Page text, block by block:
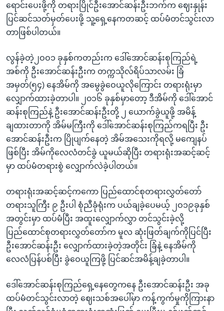
ရောင်းပေးဖို့ကို တရားပြိုင်ဦးအောင်ဆန်းဦးဘက်က ဈေးနှုန်း
ပြင်ဆင်သတ်မှတ်ပေးဖို့ သူ့ရှေ့နေကတဆင့် ထပ်မံတင်သွင်းလာ
တာဖြစ်ပါတယ်။
လွန်ခဲ့တဲ့၂ဝဝ၁ ခုနှစ်ကတည်းက ဒေါ်အောင်ဆန်းစုကြည်ရဲ့
အစ်ကို ဦးအောင်ဆန်းဦးက တက္ကသိုလ်ရိပ်သာလမ်း ခြံ
အမှတ်(၅၄) နေအိမ်ကို အမွေခွဲဝေယူလိုကြောင်း တရားရုံးမှာ
လျှောက်ထားခဲ့တာပါ။ ၂၀၁၆ ခုနှစ်မှာတော့ ဒီအိမ်ကို ဒေါ်အောင်
ဆန်းစုကြည်နဲ့ ဦးအောင်ဆန်းဦးတို့ ၂ ယောက်ခွဲယူဖို့ အမိန့်
ချထားတာကို အိမ်မကြီးကို ဒေါ်အောင်ဆန်းစုကြည်ကရပြီး ဦး
အောင်ဆန်းဦးက ပြိုပျက်နေတဲ့ အိမ်အသေးကိုရလို့ မကျေနပ်
ဖြစ်ပြီး အိမ်ကိုလေလံတင်ခွဲ ယူမယ်ဆိုပြီး တရားရုံးအဆင့်ဆင့်
မှာ ထပ်မံတရားစွဲ လျှောက်လဲခဲ့ပါတယ်။
တရားရုံးအဆင့်ဆင့်ကကော ပြည်ထောင်စုတရားလွှတ်တော်
တရားသူကြီး ၉ ဦးပါ စုံညီခုံရုံးက ပယ်ချခဲ့ပေမယ့် ၂ဝ၁၉ခုနှစ်
အတွင်းမှာ ထပ်မံပြီး အထူးလျှောက်လွှာ တင်သွင်းခဲ့လို့
ပြည်ထောင်စုတရားလွှတ်တော်က မူလ ဆုံးဖြတ်ချက်ကိုပြင်ပြီး
ဦးအောင်ဆန်းဦး လျှောက်ထားခဲ့တဲ့အတိုင်း ခြံနဲ့ နေအိမ်ကို
လေလံပြန်ပစ်ပြီး ခွဲဝေယူကြဖို့ ပြင်ဆင်အမိန့်ချခဲ့တာပါ။
ဒေါ်အောင်ဆန်းစုကြည်ရှေ့နေတွေကနေ ဦးအောင်ဆန်းဦး အခု
ထပ်မံတင်သွင်းလာတဲ့ ဈေးသစ်အပေါ်မှာ ကန့်ကွက်မှုကိုကြားနာ